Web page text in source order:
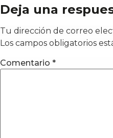
Deja una
Tu dirección de correo
Los campos obligatorios
Comentario *